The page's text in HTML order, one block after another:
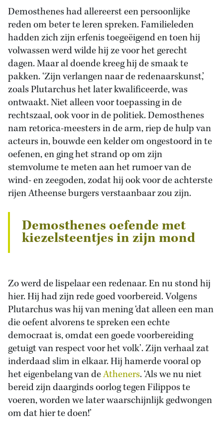
Demosthenes had allereerst een persoonlijke
reden om beter te leren spreken. Familieleden
hadden zich zijn erfenis toegeëigend en toen hij
volwassen werd wilde hij ze voor het gerecht
dagen. Maar al doende kreeg hij de smaak te
pakken. ‘Zijn verlangen naar de redenaarskunst,’
zoals Plutarchus het later kwalificeerde, was
ontwaakt. Niet alleen voor toepassing in de
rechtszaal, ook voor in de politiek. Demosthenes
nam retorica-meesters in de arm, riep de hulp van
acteurs in, bouwde een kelder om ongestoord in te
oefenen, en ging het strand op om zijn
stemvolume te meten aan het rumoer van de
wind- en zeegoden, zodat hij ook voor de achterste
rijen Atheense burgers verstaanbaar zou zijn.
Demosthenes oefende met
kiezelsteentjes in zijn mond
Zo werd de lispelaar een redenaar. En nu stond hij
hier. Hij had zijn rede goed voorbereid. Volgens
Plutarchus was hij van mening ‘dat alleen een man
die oefent alvorens te spreken een echte
democraat is, omdat een goede voorbereiding
getuigt van respect voor het volk’. Zijn verhaal zat
inderdaad slim in elkaar. Hij hamerde vooral op
het eigenbelang van deAtheners. ‘Als we nu niet
bereid zijn daarginds oorlog tegen Filippos te
voeren, worden we later waarschijnlijk gedwongen
om dat hier te doen!’